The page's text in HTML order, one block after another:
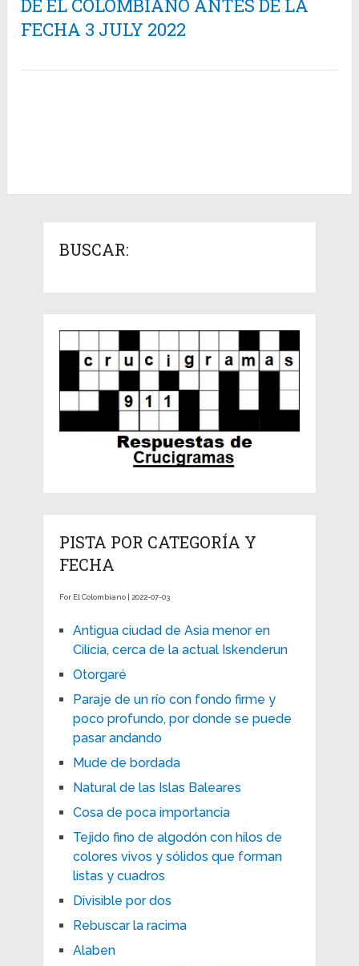
DE EL COLOMBIANO ANTES DE LA
FECHA 3 JULY 2022
BUSCAR:
PISTA POR CATEGORÍA Y
FECHA
For El Colombiano | 2022-07-03
Antigua ciudad de Asia menor en
Cilicia, cerca de la actual Iskenderun
Otorgaré
Paraje de un río con fondo firme y
poco profundo, por donde se puede
pasar andando
Mude de bordada
Natural de las Islas Baleares
Cosa de poca importancia
Tejido fino de algodón con hilos de
colores vivos y sólidos que forman
listas y cuadros
Divisible por dos
Rebuscar la racima
Alaben